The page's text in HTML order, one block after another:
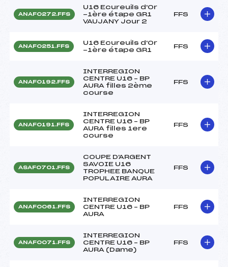
ANAF0272.FFS
U16 Ecureuils d'Or
-1ère étape GR1
VAUJANY Jour 2
FFS
ANAF0251.FFS
U16 Ecureuils d'Or
-1ère étape GR1
FFS
ANAF0192.FFS
INTERREGION
CENTRE U16 – BP
AURA filles 2ème
course
FFS
ANAF0191.FFS
INTERREGION
CENTRE U16 – BP
AURA filles 1ere
course
FFS
ASAF0701.FFS
COUPE D'ARGENT
SAVOIE U16
TROPHEE BANQUE
POPULAIRE AURA
FFS
ANAF0061.FFS
INTERREGION
CENTRE U16 – BP
AURA
FFS
ANAF0071.FFS
INTERREGION
CENTRE U16 – BP
AURA (Dame)
FFS